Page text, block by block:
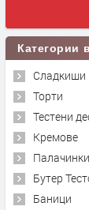
Сладкиши
Торти
Тестени
Кремове
Палачинки
Бутер
Баници